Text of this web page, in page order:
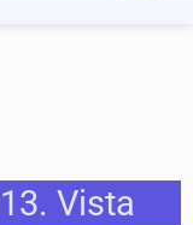
Vista